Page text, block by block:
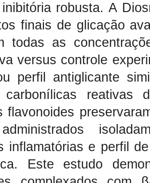
robusta. A
finais de glicação
todas as
versus controle
perfil antiglicante
carbonílicas reativas
flavonoides
inflamatórias e perfil
Este estudo